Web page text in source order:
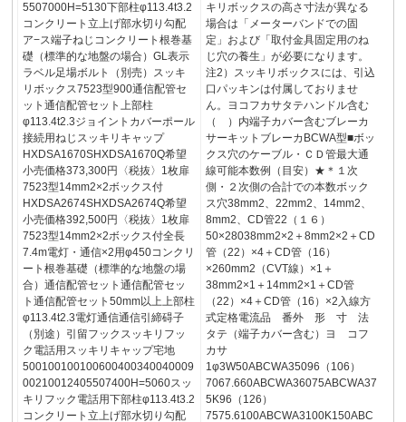
5507000H=5130下部柱φ113.4t3.2
コンクリート立上げ部水切り勾配
ア−ス端子ねじコンクリート根巻基
礎（標準的な地盤の場合）GL表示
ラベル足場ボルト（別売）スッキ
リボックス7523型900通信配管セ
ット通信配管セット上部柱
φ113.4t2.3ジョイントカバーポール
接続用ねじスッキリキャップ
HXDSA1670SHXDSA1670Q希望
小売価格373,300円〈税抜〉1枚扉
7523型14mm2×2ボックス付
HXDSA2674SHXDSA2674Q希望
小売価格392,500円〈税抜〉1枚扉
7523型14mm2×2ボックス付全長
7.4m電灯・通信×2用φ450コンクリ
ート根巻基礎（標準的な地盤の場
合）通信配管セット通信配管セッ
ト通信配管セット50mm以上上部柱
φ113.4t2.3電灯通信通信引締碍子
（別途）引留フックスッキリフッ
ク電話用スッキリキャップ宅地
500100100100600400340040009
00210012405507400H=5060スッ
キリフック電話用下部柱φ113.4t3.2
コンクリート立上げ部水切り勾配
キリボックスの高さ寸法が異なる
場合は「メーターバンドでの固
定」および「取付金具固定用のね
じ穴の養生」が必要になります。
注2）スッキリボックスには、引込
口パッキンは付属しておりませ
ん。ヨコフカサタテハンドル含む
（ ）内端子カバー含むブレーカ
サーキットブレーカBCWA型■ボッ
クス穴のケーブル・ＣＤ管最大通
線可能本数例（目安）★＊１次
側・２次側の合計での本数ボック
ス穴38mm2、22mm2、14mm2、
8mm2、CD管22（１６）
50×28038mm2×2＋8mm2×2＋CD
管（22）×4＋CD管（16）
×260mm2（CVT線）×1＋
38mm2×1＋14mm2×1＋CD管
（22）×4＋CD管（16）×2入線方
式定格電流品 番外 形 寸 法
タテ（端子カバー含む）ヨ コフ
カサ
1φ3W50ABCWA35096（106）
7067.660ABCWA36075ABCWA37
5K96（126）
7575.6100ABCWA3100K150ABC